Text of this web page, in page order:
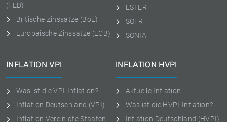
(FED)
Britische Zinssätze (BoE)
Europäische Zinssätze (ECB)
ESTER
SOFR
SONIA
INFLATION VPI
Was ist die VPI-Inflation?
Inflation Deutschland (VPI)
Inflation Vereinigte Staaten
INFLATION HVPI
Aktuelle Inflation
Was ist die HVPI-Inflation?
Inflation Deutschland (HVPI)